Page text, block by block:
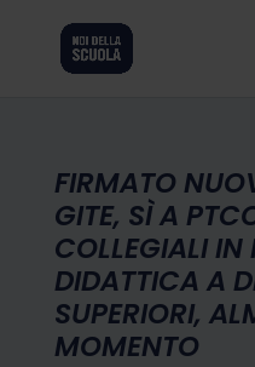
FIRMATO
GITE, SÌ A
COLLEGIALI IN
DIDATTICA A
SUPERIORI,
MOMENTO